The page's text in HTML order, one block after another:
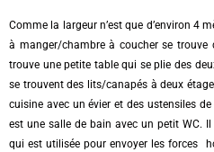
Comme la largeur n’est que d’environ 4
à manger/chambre à coucher se
trouve une petite table qui se plie des
se trouvent des lits/canapés à deux
cuisine avec un évier et des ustensiles
est une salle de bain avec un petit WC.
qui est utilisée pour envoyer les forces